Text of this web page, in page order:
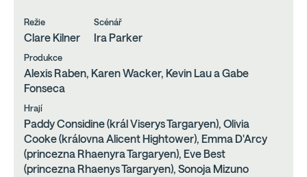
Režie
Clare Kilner
Scénář
Ira Parker
Produkce
Alexis Raben, Karen Wacker, Kevin Lau a Gabe
Fonseca
Hrají
Paddy Considine (král Viserys Targaryen), Olivia
Cooke (královna Alicent Hightower), Emma D'Arcy
(princezna Rhaenyra Targaryen), Eve Best
(princezna Rhaenys Targaryen), Sonoja Mizuno